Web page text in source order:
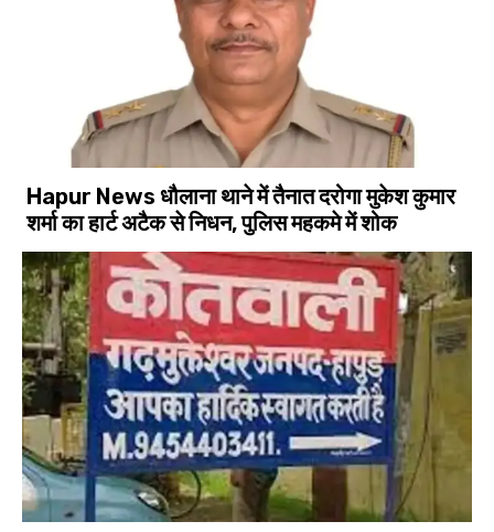
Hapur News धौलाना थाने में तैनात दरोगा मुकेश कुमार
शर्मा का हार्ट अटैक से निधन, पुलिस महकमे में शोक